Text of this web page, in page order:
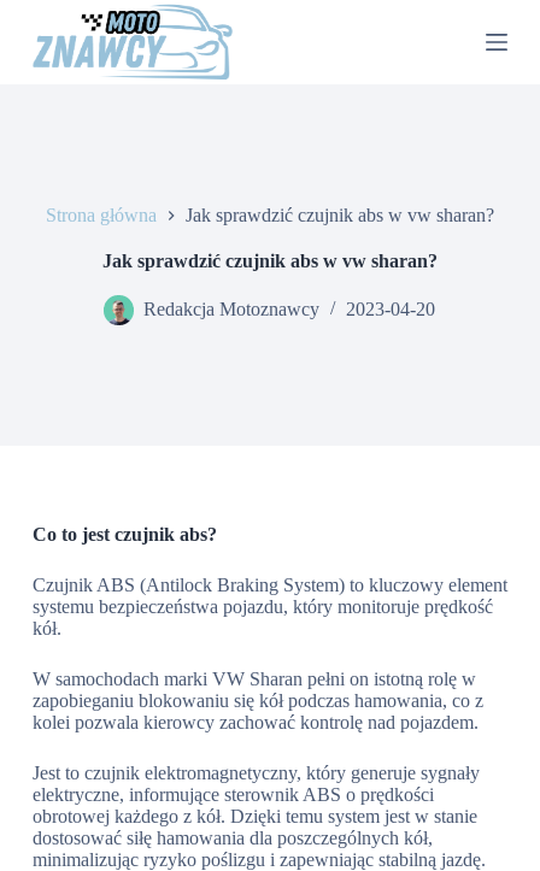
Strona główna Jak sprawdzić czujnik abs w vw sharan?
Jak sprawdzić czujnik abs w vw sharan?
Redakcja Motoznawcy 2023-04-20
Co to jest czujnik abs?
Czujnik ABS (Antilock Braking System) to kluczowy element
systemu bezpieczeństwa pojazdu, który monitoruje prędkość
kół.
W samochodach marki VW Sharan pełni on istotną rolę w
zapobieganiu blokowaniu się kół podczas hamowania, co z
kolei pozwala kierowcy zachować kontrolę nad pojazdem.
Jest to czujnik elektromagnetyczny, który generuje sygnały
elektryczne, informujące sterownik ABS o prędkości
obrotowej każdego z kół. Dzięki temu system jest w stanie
dostosować siłę hamowania dla poszczególnych kół,
minimalizując ryzyko poślizgu i zapewniając stabilną jazdę.